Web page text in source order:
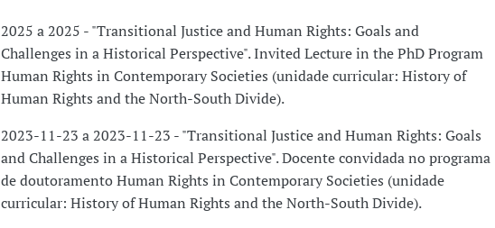
2025 a 2025 - "Transitional Justice and Human Rights: Goals and
Challenges in a Historical Perspective". Invited Lecture in the PhD Program
Human Rights in Contemporary Societies (unidade curricular: History of
Human Rights and the North-South Divide).
2023-11-23 a 2023-11-23 - "Transitional Justice and Human Rights: Goals
and Challenges in a Historical Perspective". Docente convidada no programa
de doutoramento Human Rights in Contemporary Societies (unidade
curricular: History of Human Rights and the North-South Divide).